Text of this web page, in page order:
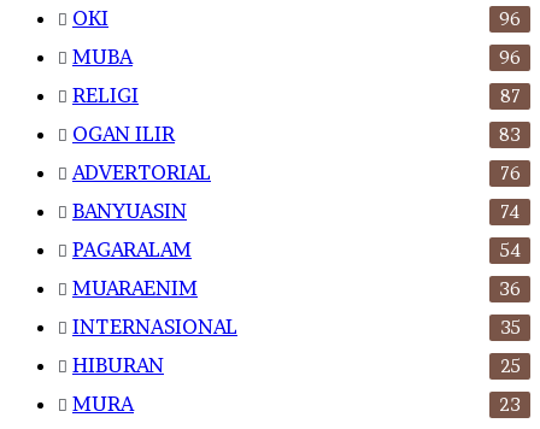
OKI 96
MUBA 96
RELIGI 87
OGAN ILIR 83
ADVERTORIAL 76
BANYUASIN 74
PAGARALAM 54
MUARAENIM 36
INTERNASIONAL 35
HIBURAN 25
MURA 23